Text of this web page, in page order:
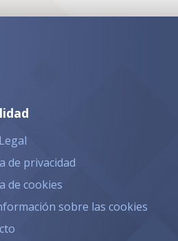
de privacidad
de cookies
sobre las cookies